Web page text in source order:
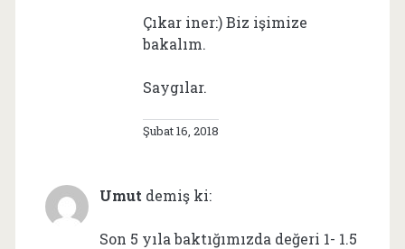
Çıkar iner:) Biz işimize
bakalım.
Saygılar.
Şubat 16, 2018
Umut demiş ki:
Son 5 yıla baktığımızda değeri 1- 1.5